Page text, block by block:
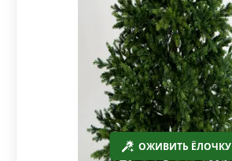
ОЖИВИТЬ ЁЛОЧКУ